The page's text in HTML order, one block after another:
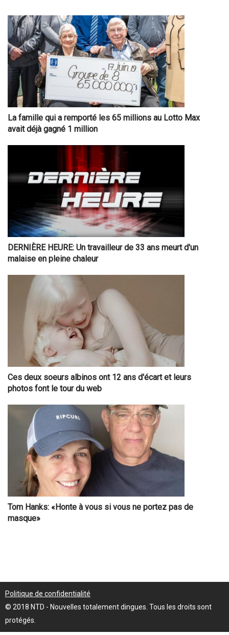
La famille qui a remporté les 65 millions au Lotto Max
avait déjà gagné 1 million
DERNIÈRE HEURE: Un travailleur de 33 ans meurt d'un
malaise en pleine chaleur
Ces deux soeurs albinos ont 12 ans d'écart et leurs
photos font le tour du web
Tom Hanks: «Honte à vous si vous ne portez pas de
masque»
Politique de confidentialité
© 2018 NTD - Nouvelles totalement dingues. Tous les droits sont
protégés.